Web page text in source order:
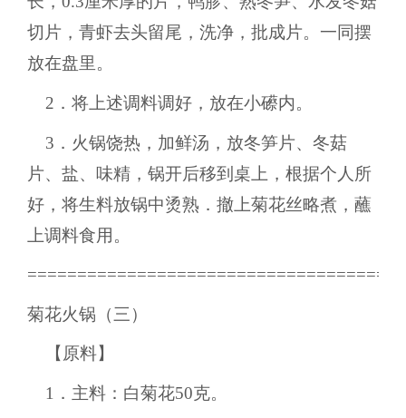
切片，青虾去头留尾，洗净，批成片。一同摆
放在盘里。
2．将上述调料调好，放在小礤内。
3．火锅饶热，加鲜汤，放冬笋片、冬菇
片、盐、味精，锅开后移到桌上，根据个人所
好，将生料放锅中烫熟．撤上菊花丝略煮，蘸
上调料食用。
菊花火锅（三）
【原料】
1．主料：白菊花50克。